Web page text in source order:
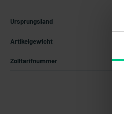
Ursprungsland
Artikelgewicht
Zolltarifnummer